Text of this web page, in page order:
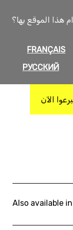
هذا الموقع بها؟
FRANÇAIS
РУССКИЙ
الآن
Also available in